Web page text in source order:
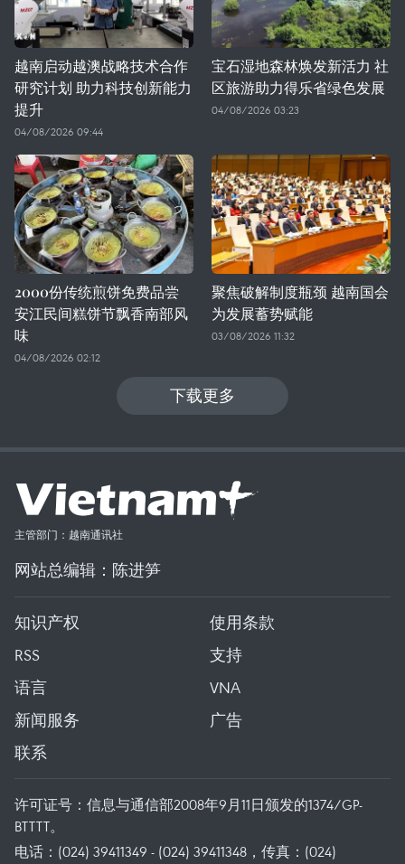
越南启动越澳战略技术合作
研究计划 助力科技创新能力
提升
04/08/2026 09:44
宝石湿地森林焕发新活力 社
区旅游助力得乐省绿色发展
04/08/2026 03:23
2000份传统煎饼免费品尝
安江民间糕饼节飘香南部风
味
04/08/2026 02:12
聚焦破解制度瓶颈 越南国会
为发展蓄势赋能
03/08/2026 11:32
下载更多
主管部门：越南通讯社
网站总编辑：陈进笋
知识产权
使用条款
RSS
支持
语言
VNA
新闻服务
广告
联系
许可证号：信息与通信部2008年9月11日颁发的1374/GP-
BTTTT。
电话：(024) 39411349 - (024) 39411348，传真：(024)